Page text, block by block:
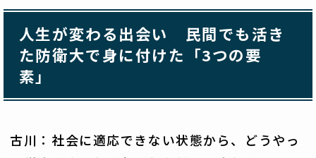
人生が変わる出会い 民間でも活き
た防衛大で身に付けた「3つの要
素」
古川：社会に適応できない状態から、どうやっ